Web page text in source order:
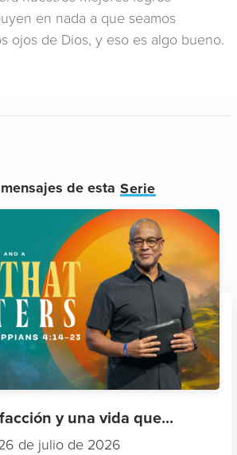
en nada a que seamos
ojos de Dios, y eso es algo bueno.
de esta Serie
y una vida que...
de julio de 2026